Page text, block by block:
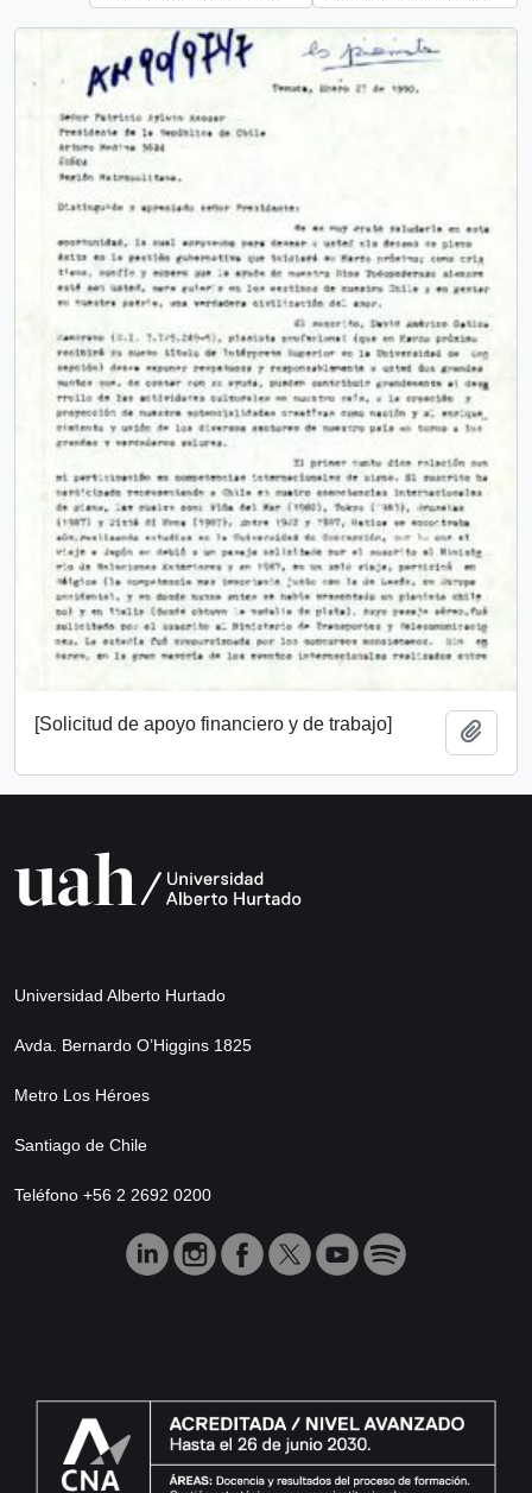
[Solicitud de apoyo financiero y de trabajo]
Universidad Alberto Hurtado
Avda. Bernardo O’Higgins 1825
Metro Los Héroes
Santiago de Chile
Teléfono +56 2 2692 0200